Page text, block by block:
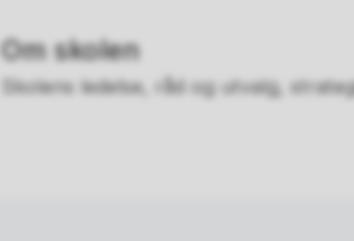
Om skolen
Skolens ledelse, råd og utvalg,